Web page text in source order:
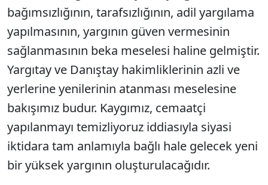
bağımsızlığının, tarafsızlığının, adil yargılama
yapılmasının, yargının güven vermesinin
sağlanmasının beka meselesi haline gelmiştir.
Yargıtay ve Danıştay hakimliklerinin azli ve
yerlerine yenilerinin atanması meselesine
bakışımız budur. Kaygımız, cemaatçi
yapılanmayı temizliyoruz iddiasıyla siyasi
iktidara tam anlamıyla bağlı hale gelecek yeni
bir yüksek yargının oluşturulacağıdır.